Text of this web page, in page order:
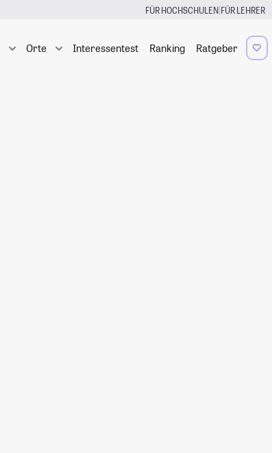
FÜR HOCHSCHULEN|FÜR LEHRER
Orte Interessentest Ranking Ratgeber